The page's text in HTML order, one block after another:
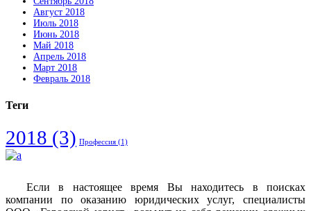
Август 2018
Июль 2018
Июнь 2018
Май 2018
Апрель 2018
Март 2018
Февраль 2018
Теги
2018 (3) Профессия (1)
Если в настоящее время Вы находитесь в поисках
компании по оказанию юридических услуг, специалисты